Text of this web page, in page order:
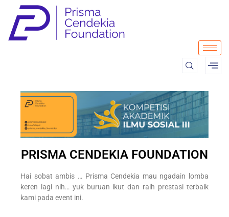
PRISMA CENDEKIA FOUNDATION
Hai sobat ambis … Prisma Cendekia mau ngadain lomba
keren lagi nih… yuk buruan ikut dan raih prestasi terbaik
kami pada event ini.